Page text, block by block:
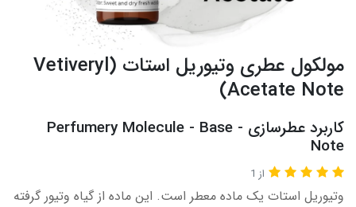
مولکول عطری وتیوریل استات (Vetiveryl
Acetate Note)
کاربرد عطرسازی - Perfumery Molecule - Base
Note​​​
از 1
وتیوریل استات یک ماده معطر است. این ماده از گیاه وتیور گرفته